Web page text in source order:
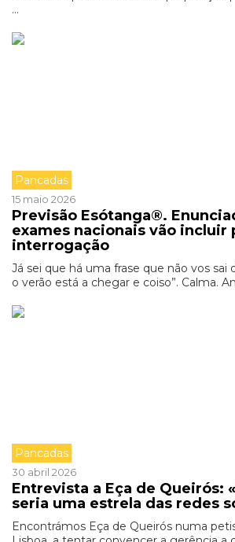
...
Pancadas
15 maio 2026
Previsão Esótanga®.
exames nacionais vão incluir
interrogação
Já sei que há uma frase que não vos sai
o verão está a chegar e coiso”. Calma.
Pancadas
30 abril 2026
Entrevista a Eça de Queirós:
seria uma estrela das redes
Encontrámos Eça de Queirós numa